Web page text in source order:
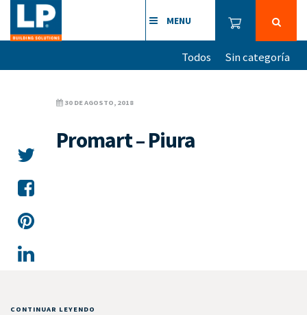
MENU
Todos Sin categoría
30 DE AGOSTO, 2018
Promart – Piura
CONTINUAR LEYENDO